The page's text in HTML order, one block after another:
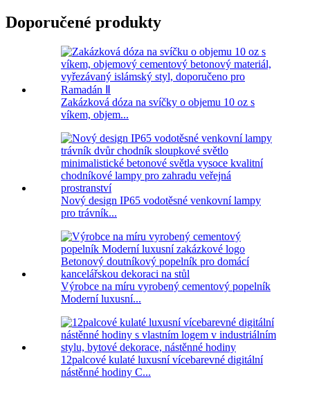
Doporučené produkty
Zakázková dóza na svíčky o objemu 10 oz s
víkem, objem...
Nový design IP65 vodotěsné venkovní lampy
pro trávník...
Výrobce na míru vyrobený cementový popelník
Moderní luxusní...
12palcové kulaté luxusní vícebarevné digitální
nástěnné hodiny C...